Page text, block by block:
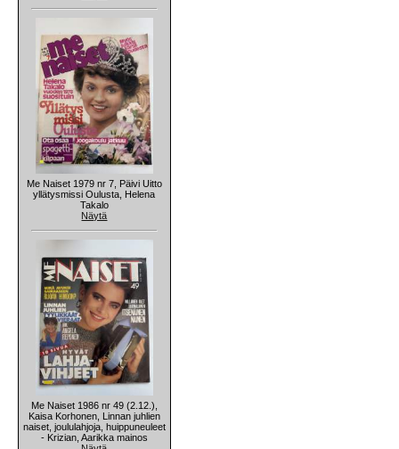
Me Naiset 1979 nr 7, Päivi Uitto
yllätysmissi Oulusta, Helena
Takalo
Näytä
Me Naiset 1986 nr 49 (2.12.),
Kaisa Korhonen, Linnan juhlien
naiset, joululahjoja, huippuneuleet
- Krizian, Aarikka mainos